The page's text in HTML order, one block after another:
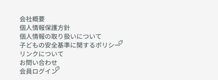
会社概要
個人情報保護方針
個人情報の取り扱いについて
子どもの安全基準に関するポリシー
リンクについて
お問い合わせ
会員ログイン